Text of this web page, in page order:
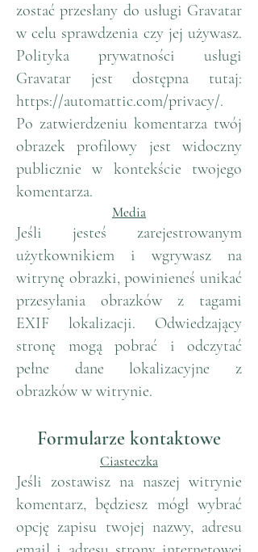
zostać przesłany do usługi Gravatar
w celu sprawdzenia czy jej używasz.
Polityka prywatności usługi
Gravatar jest dostępna tutaj:
https://automattic.com/privacy/.
Po zatwierdzeniu komentarza twój
obrazek profilowy jest widoczny
publicznie w kontekście twojego
komentarza.
Media
Jeśli jesteś zarejestrowanym
użytkownikiem i wgrywasz na
witrynę obrazki, powinieneś unikać
przesyłania obrazków z tagami
EXIF lokalizacji. Odwiedzający
stronę mogą pobrać i odczytać
pełne dane lokalizacyjne z
obrazków w witrynie.
Formularze kontaktowe
Ciasteczka
Jeśli zostawisz na naszej witrynie
komentarz, będziesz mógł wybrać
opcję zapisu twojej nazwy, adresu